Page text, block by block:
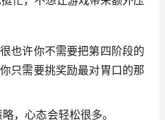
也许你不需要把第四阶段的
只需要挑奖励最对胃口的那
，心态会轻松很多。